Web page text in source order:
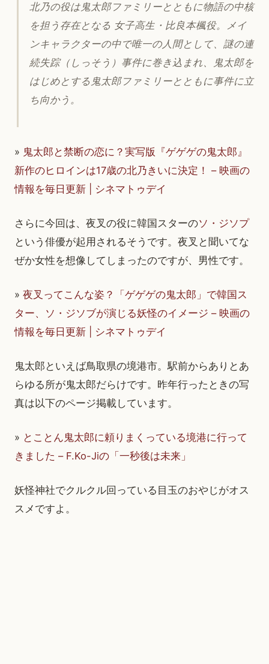
北乃の役は鬼太郎ファミリーとともに物語の中核
を担う存在となる 女子高生・比良本楓役。メイ
ンキャラクターの中で唯一の人間として、謎の連
続失踪（しっそう）事件に巻き込まれ、鬼太郎を
はじめとする鬼太郎ファミリーとともに事件に立
ち向かう。
» 鬼太郎と禁断の恋に？実写版『ゲゲゲの鬼太郎』
新作のヒロインは17歳の北乃きいに決定！ – 映画の
情報を毎日更新 | シネマトゥデイ
さらに今回は、夜叉の役に韓国スターのソ・ジソプ
という俳優が起用されるそうです。夜叉と聞いてな
ぜか女性を想像してしまったのですが、男性です。
» 夜叉ってこんな姿？「ゲゲゲの鬼太郎」で韓国ス
ター、ソ・ジソブが演じる妖怪のイメージ – 映画の
情報を毎日更新 | シネマトゥデイ
鬼太郎といえば鳥取県の境港市。駅前からありとあ
らゆる所が鬼太郎だらけです。昨年行ったときの写
真は以下のページ掲載しています。
» とことん鬼太郎に頼りまくっている境港に行って
きました – F.Ko-Jiの「一秒後は未来」
妖怪神社でクルクル回っている目玉のおやじがオス
スメですよ。